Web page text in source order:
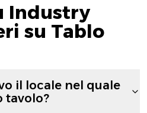
Industry
su Tablo
il locale nel quale
tavolo?